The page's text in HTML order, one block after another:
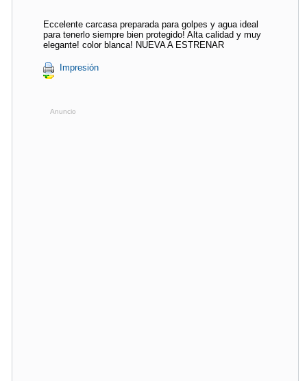
Eccelente carcasa preparada para golpes y agua ideal
para tenerlo siempre bien protegido! Alta calidad y muy
elegante! color blanca! NUEVA A ESTRENAR
Impresión
Anuncio